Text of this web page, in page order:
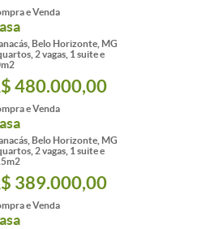
e Venda
Belo Horizonte, MG
2 vagas, 1 suite e
480.000,00
e Venda
Belo Horizonte, MG
2 vagas, 1 suite e
389.000,00
e Venda